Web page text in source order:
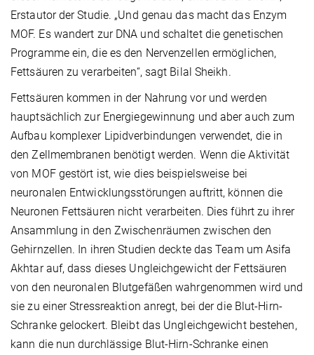
Erstautor der Studie. „Und genau das macht das Enzym
MOF. Es wandert zur DNA und schaltet die genetischen
Programme ein, die es den Nervenzellen ermöglichen,
Fettsäuren zu verarbeiten“, sagt Bilal Sheikh.
Fettsäuren kommen in der Nahrung vor und werden
hauptsächlich zur Energiegewinnung und aber auch zum
Aufbau komplexer Lipidverbindungen verwendet, die in
den Zellmembranen benötigt werden. Wenn die Aktivität
von MOF gestört ist, wie dies beispielsweise bei
neuronalen Entwicklungsstörungen auftritt, können die
Neuronen Fettsäuren nicht verarbeiten. Dies führt zu ihrer
Ansammlung in den Zwischenräumen zwischen den
Gehirnzellen. In ihren Studien deckte das Team um Asifa
Akhtar auf, dass dieses Ungleichgewicht der Fettsäuren
von den neuronalen Blutgefäßen wahrgenommen wird und
sie zu einer Stressreaktion anregt, bei der die Blut-Hirn-
Schranke gelockert. Bleibt das Ungleichgewicht bestehen,
kann die nun durchlässige Blut-Hirn-Schranke einen